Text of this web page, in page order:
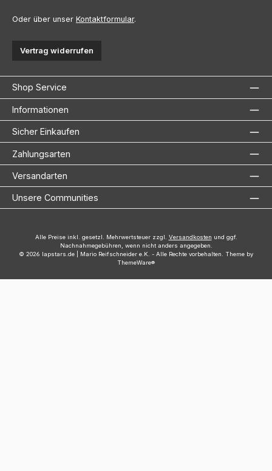
Oder über unser Kontaktformular.
Vertrag widerrufen
Shop Service
Informationen
Sicher Einkaufen
Zahlungsarten
Versandarten
Unsere Communities
Alle Preise inkl. gesetzl. Mehrwertsteuer zzgl. Versandkosten und ggf.
Nachnahmegebühren, wenn nicht anders angegeben.
© 2026 lapstars.de | Mario Reifschneider e.K. - Alle Rechte vorbehalten. Theme by
ThemeWare®